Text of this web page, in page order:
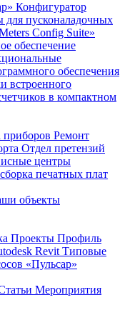
Конфигуратор
пусконаладочных
Config Suite»
обеспечение
обеспечения
встроенного
в компактном
приборов Ремонт
Отдел претензий
центры
печатных плат
объекты
Проекты Профиль
Revit Типовые
«Пульсар»
Мероприятия